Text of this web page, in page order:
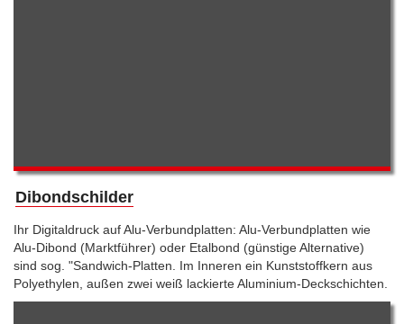
Dibondschilder
Ihr Digitaldruck auf Alu-Verbundplatten: Alu-Verbundplatten wie
Alu-Dibond (Marktführer) oder Etalbond (günstige Alternative)
sind sog. "Sandwich-Platten. Im Inneren ein Kunststoffkern aus
Polyethylen, außen zwei weiß lackierte Aluminium-Deckschichten.